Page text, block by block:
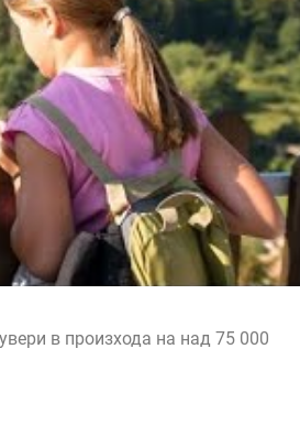
в произхода на над 75 000